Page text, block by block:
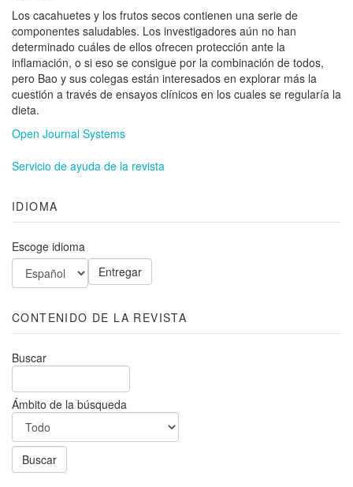
Los cacahuetes y los frutos secos contienen una serie de
componentes saludables. Los investigadores aún no han
determinado cuáles de ellos ofrecen protección ante la
inflamación, o si eso se consigue por la combinación de todos,
pero Bao y sus colegas están interesados en explorar más la
cuestión a través de ensayos clínicos en los cuales se regularía la
dieta.
Open Journal Systems
Servicio de ayuda de la revista
IDIOMA
Escoge idioma
CONTENIDO DE LA REVISTA
Buscar
Ámbito de la búsqueda